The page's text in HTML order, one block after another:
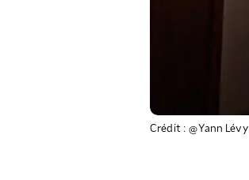
Crédit : @Yann Lévy